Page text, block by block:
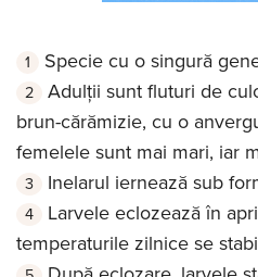
Specie cu o singură
Adulții sunt fluturi de
brun-cărămizie, cu o
femelele sunt mai mari, iar
Inelarul iernează sub
Larvele eclozează în
temperaturile zilnice se